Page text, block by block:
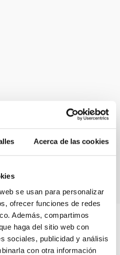
Acerca de las cookies
se usan para personalizar
ofrecer funciones de redes
Además, compartimos
haga del sitio web con
sociales, publicidad y análisis
con otra información